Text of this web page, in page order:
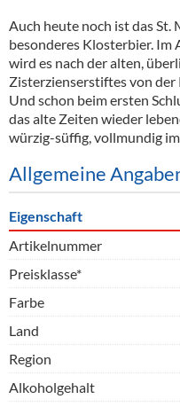
Auch heute noch ist das
besonderes Klosterbier. Im
wird es nach der alten,
Zisterzienser­­stiftes von der
Und schon beim ersten
das alte Zeiten wieder
würzig-süffig, vollmundig
Allgemeine
Eigenschaft
Artikelnummer
Preisklasse*
Farbe
Land
Region
Alkoholgehalt